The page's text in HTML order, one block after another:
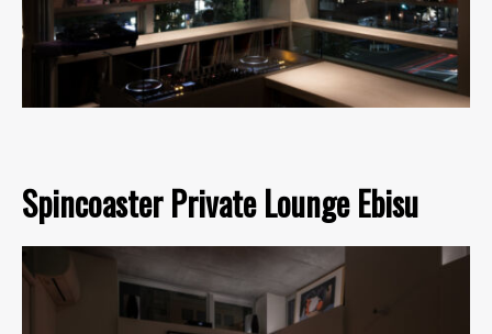
Spincoaster Private Lounge Ebisu